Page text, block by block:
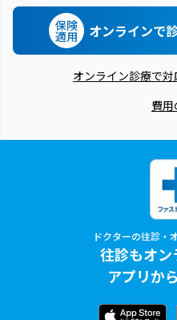
保険
適用 オンラインで
オンライン診療で
費
ドクターの往診・
往診もオン
アプリか